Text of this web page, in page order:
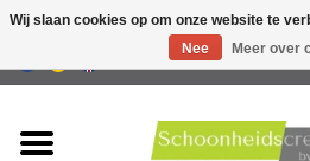
Wij slaan cookies op om onze website te
Nee
Meer over